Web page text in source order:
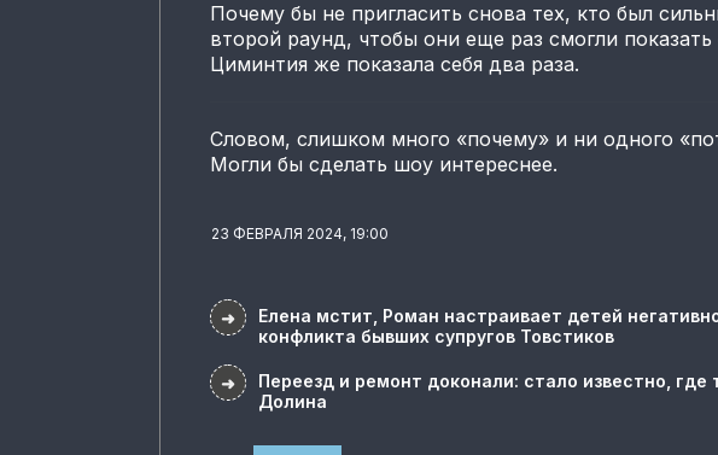
Почему бы не пригласить снова тех, кто был
второй раунд, чтобы они еще раз смогли
Циминтия же показала себя два раза.
Словом, слишком много «почему» и ни одного
Могли бы сделать шоу интереснее.
23 ФЕВРАЛЯ 2024, 19:00
➜
Елена мстит, Роман настраивает детей
конфликта бывших супругов Товстиков
➜
Переезд и ремонт доконали: стало известно,
Долина